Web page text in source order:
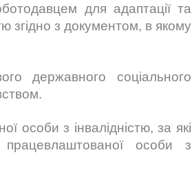
для адаптації та
згідно з документом, в якому
державного соціального
особи з інвалідністю, за які
особи з